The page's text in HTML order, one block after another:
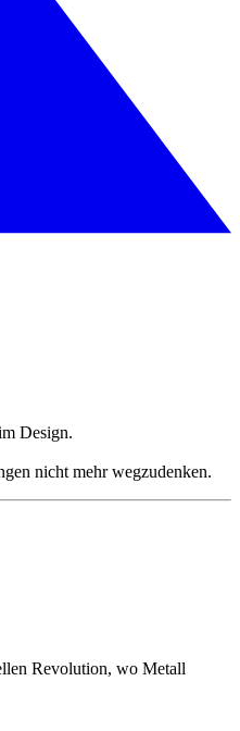
Design.
nicht mehr wegzudenken.
Revolution, wo Metall